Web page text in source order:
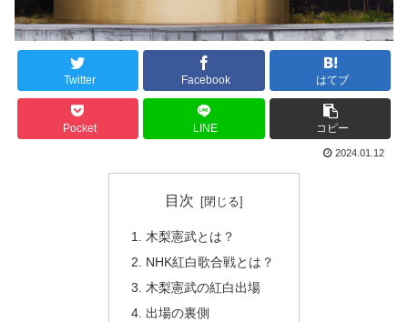
Twitter Facebook はてブ
Pocket LINE コピー
2024.01.12
目次
木梨憲武とは？
NHK紅白歌合戦とは？
木梨憲武の紅白出場
出場の裏側